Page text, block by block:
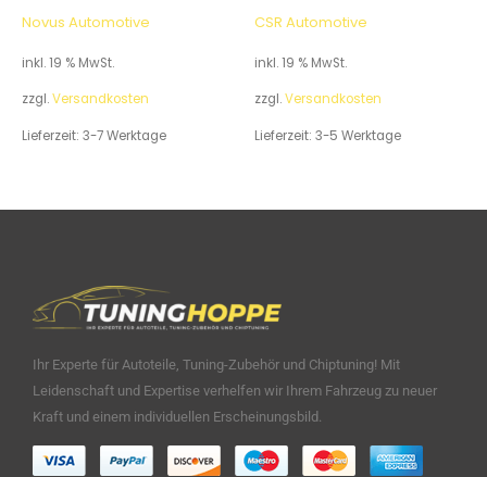
Novus Automotive
inkl. 19 % MwSt.
zzgl.Versandkosten
Lieferzeit: 3-7 Werktage
CSR Automotive
inkl. 19 % MwSt.
zzgl.Versandkosten
Lieferzeit: 3-5 Werktage
Ihr Experte für Autoteile, Tuning-Zubehör und Chiptuning! Mit
Leidenschaft und Expertise verhelfen wir Ihrem Fahrzeug zu neuer
Kraft und einem individuellen Erscheinungsbild.